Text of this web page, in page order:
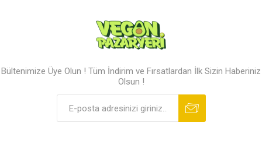
Bültenimize Üye Olun ! Tüm İndirim ve Fırsatlardan İlk Sizin Haberiniz
Olsun !